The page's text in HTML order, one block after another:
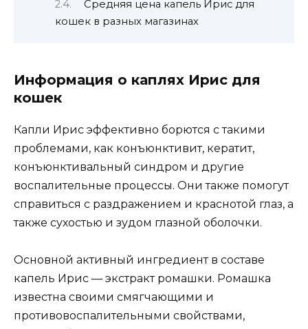
Средняя цена капель Ирис для
кошек в разных магазинах
Информация о каплях Ирис для
кошек
Капли Ирис эффективно борются с такими
проблемами, как конъюнктивит, кератит,
конъюнктивальный синдром и другие
воспалительные процессы. Они также помогут
справиться с раздражением и краснотой глаз, а
также сухостью и зудом глазной оболочки.
Основной активный ингредиент в составе
капель Ирис — экстракт ромашки. Ромашка
известна своими смягчающими и
противовоспалительными свойствами,